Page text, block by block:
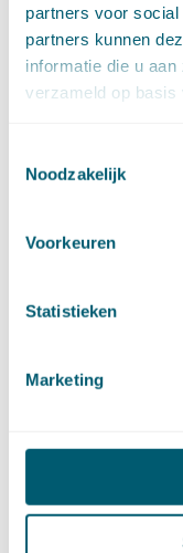
partners voor
partners kunnen
informatie die u
verzameld op basis
Noodzakelijk
Voorkeuren
Statistieken
Marketing
►
2022 (168)
december (13)
november (18)
oktober (15)
september (12)
juni (16)
april (13)
januari (15)
november (9)
juni (14)